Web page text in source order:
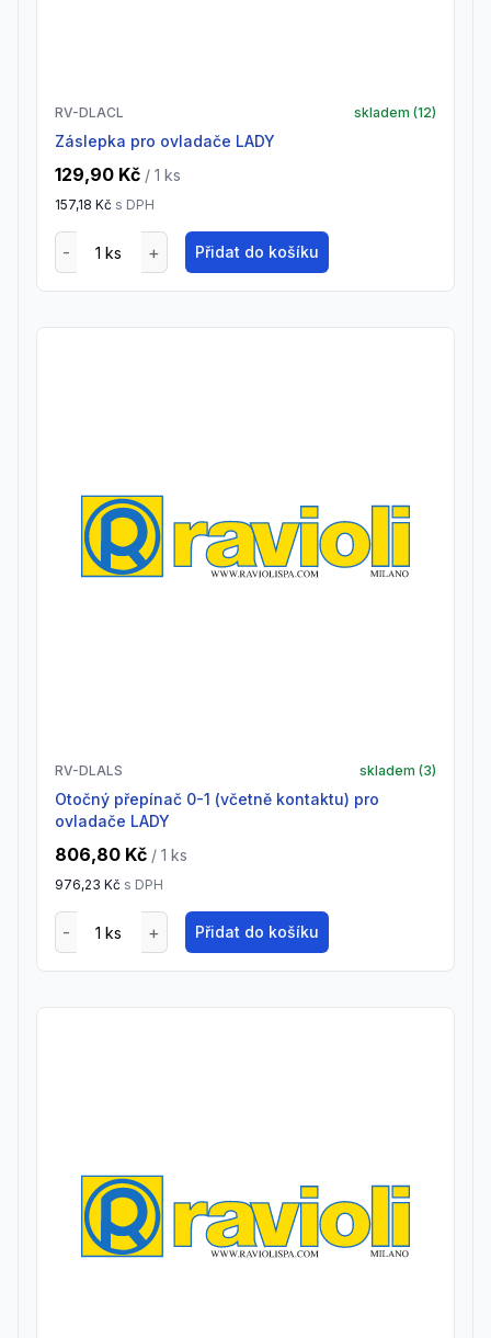
RV-DLACL skladem (12)
záslepka pro ovladače LADY
129,90 Kč / 1 ks
157,18 Kč s DPH
Přidat do košíku
RV-DLALS skladem (3)
Otočný přepínač 0-1 (včetně kontaktu) pro
ovladače LADY
806,80 Kč / 1 ks
976,23 Kč s DPH
Přidat do košíku